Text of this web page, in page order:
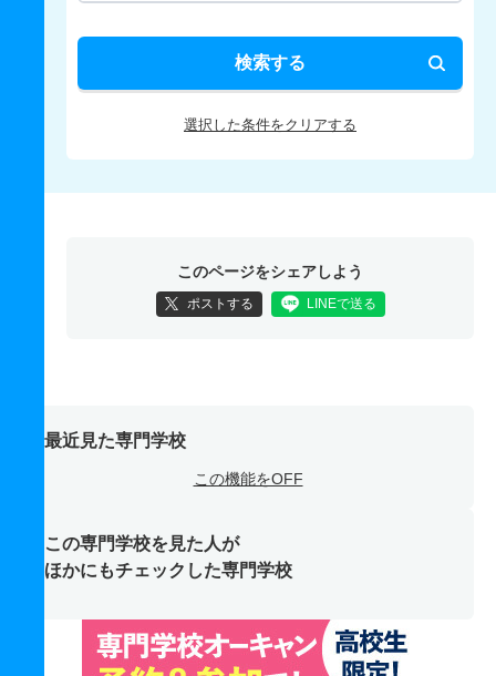
検索する
選択した条件をクリアする
このページをシェアしよう
ポストする LINEで送る
最近見た専門学校
この機能をOFF
この専門学校を見た人が
ほかにもチェックした専門学校